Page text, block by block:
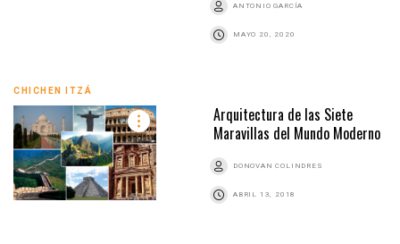
ANTONIO GARCÍA
MAYO 20, 2020
CHICHEN ITZÁ
Arquitectura de las Siete
Maravillas del Mundo Moderno
DONOVAN COLINDRES
ABRIL 13, 2018